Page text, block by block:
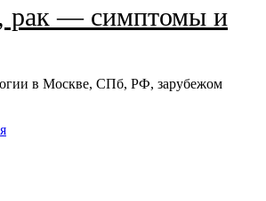
рак — симптомы и
в Москве, СПб, РФ, зарубежом